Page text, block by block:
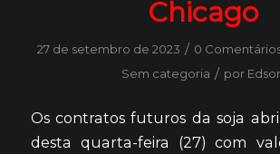
Chicago
27 de setembro de 2023 / 0
Sem categoria / por
Os contratos futuros da soja
desta quarta-feira (27) com